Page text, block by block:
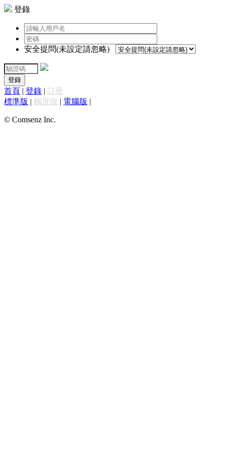
登錄
安全提問(未設定請忽略)
登錄
首頁 | 登錄 | 註冊
標準版 | 觸屏版 | 電腦版 |
© Comsenz Inc.